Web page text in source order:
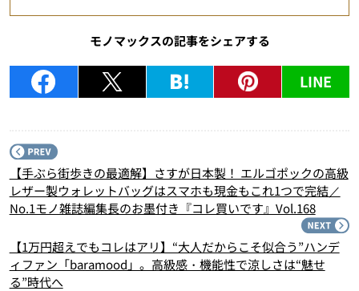
モノマックスの記事をシェアする
LINE
【手ぶら街歩きの最適解】さすが日本製！ エルゴポックの高級
レザー製ウォレットバッグはスマホも現金もこれ1つで完結／
No.1モノ雑誌編集長のお墨付き『コレ買いです』Vol.168
【1万円超えでもコレはアリ】“大人だからこそ似合う”ハンデ
ィファン「baramood」。高級感・機能性で涼しさは“魅せ
る”時代へ